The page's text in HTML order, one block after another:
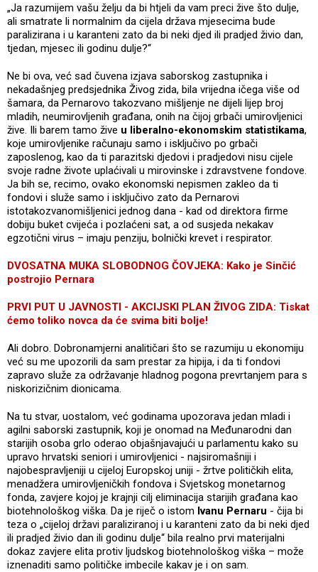
„Ja razumijem vašu želju da bi htjeli da vam preci žive što dulje,
ali smatrate li normalnim da cijela država mjesecima bude
paralizirana i u karanteni zato da bi neki djed ili pradjed živio dan,
tjedan, mjesec ili godinu dulje?“
Ne bi ova, već sad čuvena izjava saborskog zastupnika i
nekadašnjeg predsjednika Živog zida, bila vrijedna ičega više od
šamara, da Pernarovo takozvano mišljenje ne dijeli lijep broj
mladih, neumirovljenih građana, onih na čijoj grbači umirovljenici
žive. Ili barem tamo žive u liberalno-ekonomskim statistikama,
koje umirovljenike računaju samo i isključivo po grbači
zaposlenog, kao da ti parazitski djedovi i pradjedovi nisu cijele
svoje radne živote uplaćivali u mirovinske i zdravstvene fondove.
Ja bih se, recimo, ovako ekonomski nepismen zakleo da ti
fondovi i služe samo i isključivo zato da Pernarovi
istotakozvanomišljenici jednog dana - kad od direktora firme
dobiju buket cvijeća i pozlaćeni sat, a od susjeda nekakav
egzotični virus – imaju penziju, bolnički krevet i respirator.
DVOSATNA MUKA SLOBODNOG ČOVJEKA: Kako je Sinčić
postrojio Pernara
PRVI PUT U JAVNOSTI - AKCIJSKI PLAN ŽIVOG ZIDA: Tiskat
ćemo toliko novca da će svima biti bolje!
Ali dobro. Dobronamjerni analitičari što se razumiju u ekonomiju
već su me upozorili da sam prestar za hipija, i da ti fondovi
zapravo služe za održavanje hladnog pogona prevrtanjem para s
niskorizičnim dionicama.
Na tu stvar, uostalom, već godinama upozorava jedan mladi i
agilni saborski zastupnik, koji je onomad na Međunarodni dan
starijih osoba grlo oderao objašnjavajući u parlamentu kako su
upravo hrvatski seniori i umirovljenici - najsiromašniji i
najobespravljeniji u cijeloj Europskoj uniji - žrtve političkih elita,
menadžera umirovljeničkih fondova i Svjetskog monetarnog
fonda, zavjere kojoj je krajnji cilj eliminacija starijih građana kao
biotehnološkog viška. Da je riječ o istom Ivanu Pernaru - čija bi
teza o „cijeloj državi paraliziranoj i u karanteni zato da bi neki djed
ili pradjed živio dan ili godinu dulje“ bila realno prvi materijalni
dokaz zavjere elita protiv ljudskog biotehnološkog viška – može
iznenaditi samo političke imbecile kakav je i on sam.